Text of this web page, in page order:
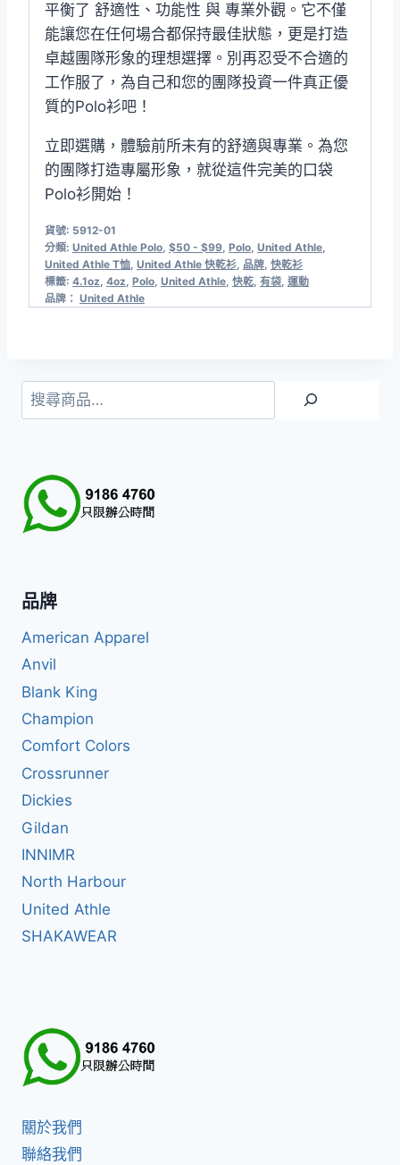
平衡了 舒適性、功能性 與 專業外觀。它不僅
能讓您在任何場合都保持最佳狀態，更是打造
卓越團隊形象的理想選擇。別再忍受不合適的
工作服了，為自己和您的團隊投資一件真正優
質的Polo衫吧！
立即選購，體驗前所未有的舒適與專業。為您
的團隊打造專屬形象，就從這件完美的口袋
Polo衫開始！
貨號: 5912-01
分類: United Athle Polo​, $50 - $99, Polo, United Athle,
United Athle T恤, United Athle 快乾衫, 品牌, 快乾衫
標籤: 4.1oz, 4oz, Polo, United Athle, 快乾, 有袋, 運動
品牌： United Athle
搜
尋
品牌
American Apparel
Anvil
Blank King
Champion
Comfort Colors
Crossrunner
Dickies
Gildan
INNIMR
North Harbour
United Athle
SHAKAWEAR
關於我們
聯絡我們